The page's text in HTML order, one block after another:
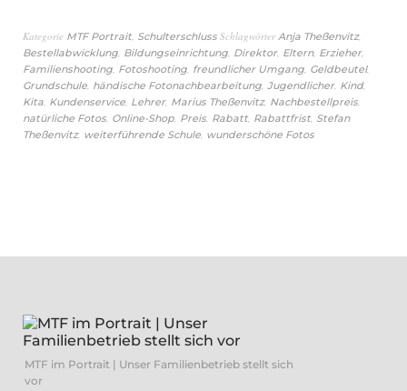
Kategorie MTF Portrait Schulterschluss Schlagwörter Anja Theßenvitz,
Bestellabwicklung Bildungseinrichtung Direktor, Eltern, Erzieher,
Familienshooting Fotoshooting freundlicher Umgang Geldbeutel,
Grundschule händische Fotonachbearbeitung Jugendlicher, Kind,
Kita Kundenservice Lehrer, Marius Theßenvitz, Nachbestellpreis
natürliche Fotos Online-Shop Preis Rabatt Rabattfrist Stefan
Theßenvitz, weiterführende Schule wunderschöne Fotos
MTF im Portrait | Unser Familienbetrieb stellt sich
vor